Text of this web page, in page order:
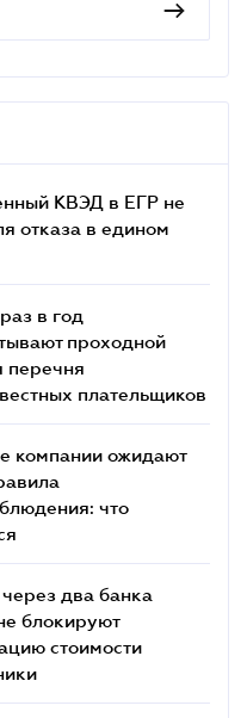
КВЭД в ЕГР не
отказа в едином
в год
проходной
перечня
плательщиков
компании ожидают
что
два банка
блокируют
стоимости